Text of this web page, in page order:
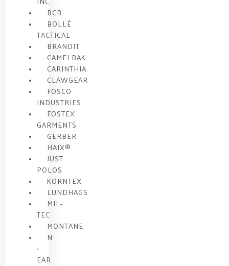
BCB
BOLLÉ
TACTICAL
BRANDIT
CAMELBAK
CARINTHIA
CLAWGEAR
FOSCO
INDUSTRIES
FOSTEX
GARMENTS
GERBER
HAIX®
JUST
POLOS
KORNTEX
LUNDHAGS
MIL-
TEC
MONTANE
N
•
EAR